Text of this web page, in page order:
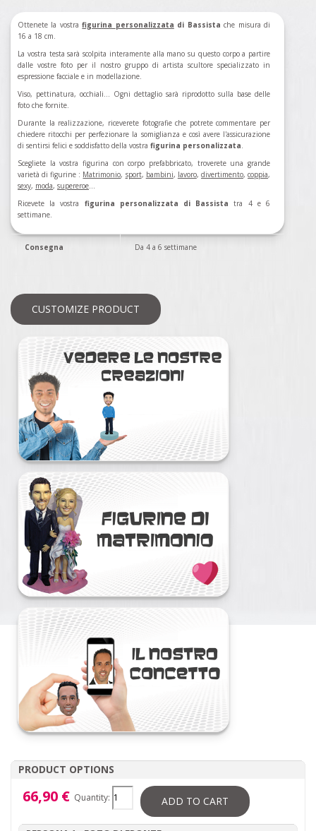
Ottenete la vostrafigurina personalizzata di Bassista che misura di
16 a 18 cm.
La vostra testa sarà scolpita interamente alla mano su questo corpo a partire
dalle vostre foto per il nostro gruppo di artista scultore specializzato in
espressione facciale e in modellazione.
Viso, pettinatura, occhiali... Ogni dettaglio sarà riprodotto sulla base delle
foto che fornite.
Durante la realizzazione, riceverete fotografie che potrete commentare per
chiedere ritocchi per perfezionare la somiglianza e così avere l'assicurazione
di sentirsi felici e soddisfatto della vostra figurina personalizzata.
Scegliete la vostra figurina con corpo prefabbricato, troverete una grande
varietà di figurine : Matrimonio, sport, bambini, lavoro, divertimento,coppia,
sexy, moda, supereroe...
Ricevete la vostra figurina personalizzata di Bassista tra 4 e 6
settimane.
Consegna Da 4 a 6 settimane
CUSTOMIZE PRODUCT
PRODUCT OPTIONS
66,90 € Quantity: ADD TO CART